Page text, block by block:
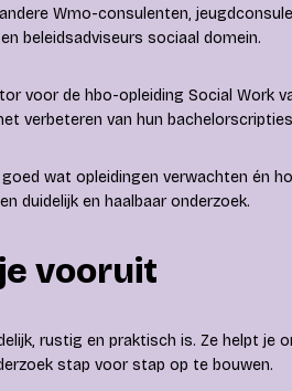
Wmo-consulenten,
beleidsadviseurs sociaal domein.
voor de hbo-opleiding Social Work
verbeteren van hun
wat opleidingen verwachten én
duidelijk en haalbaar onderzoek.
vooruit
rustig en praktisch is. Ze helpt je
stap voor stap op te bouwen.